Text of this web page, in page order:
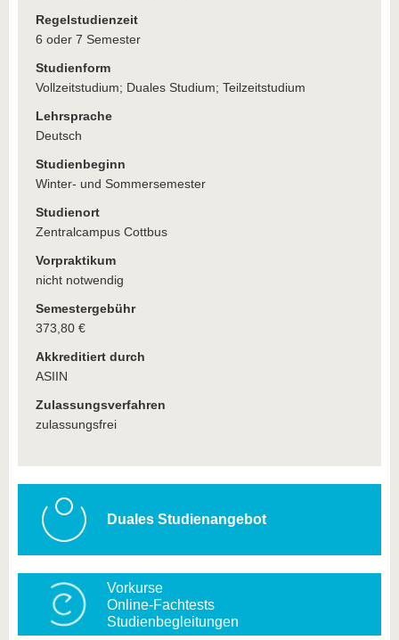
Regelstudienzeit
6 oder 7 Semester
Studienform
Vollzeitstudium; Duales Studium; Teilzeitstudium
Lehrsprache
Deutsch
Studienbeginn
Winter- und Sommersemester
Studienort
Zentralcampus Cottbus
Vorpraktikum
nicht notwendig
Semestergebühr
373,80 €
Akkreditiert durch
ASIIN
Zulassungsverfahren
zulassungsfrei
Duales Studienangebot
Vorkurse
Online-Fachtests
Studienbegleitungen